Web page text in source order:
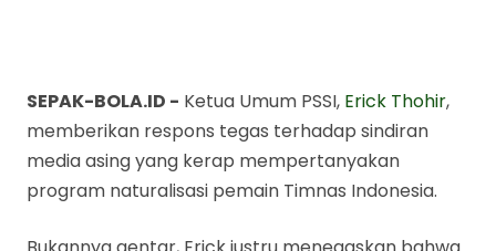
Bagikan ke media lain
SEPAK-BOLA.ID - Ketua Umum PSSI, Erick Thohir,
memberikan respons tegas terhadap sindiran
media asing yang kerap mempertanyakan
program naturalisasi pemain Timnas Indonesia.